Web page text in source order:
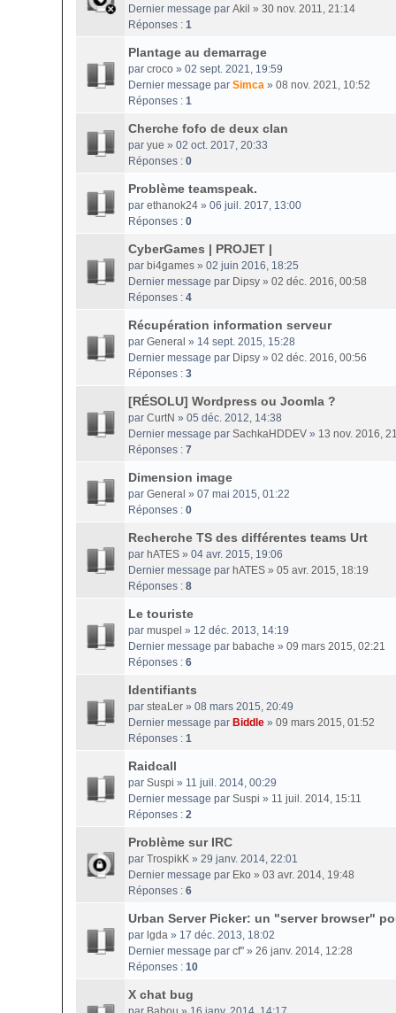
Dernier message par Akil » 30 nov. 2011, 21:14
Réponses : 1
Plantage au demarrage
par croco » 02 sept. 2021, 19:59
Dernier message par Simca » 08 nov. 2021, 10:52
Réponses : 1
Cherche fofo de deux clan
par yue » 02 oct. 2017, 20:33
Réponses : 0
Problème teamspeak.
par ethanok24 » 06 juil. 2017, 13:00
Réponses : 0
CyberGames | PROJET |
par bi4games » 02 juin 2016, 18:25
Dernier message par Dipsy » 02 déc. 2016, 00:58
Réponses : 4
Récupération information serveur
par General » 14 sept. 2015, 15:28
Dernier message par Dipsy » 02 déc. 2016, 00:56
Réponses : 3
[RÉSOLU] Wordpress ou Joomla ?
par CurtN » 05 déc. 2012, 14:38
Dernier message par SachkaHDDEV » 13 nov. 2016,
Réponses : 7
Dimension image
par General » 07 mai 2015, 01:22
Réponses : 0
Recherche TS des différentes teams Urt
par hATES » 04 avr. 2015, 19:06
Dernier message par hATES » 05 avr. 2015, 18:19
Réponses : 8
Le touriste
par muspel » 12 déc. 2013, 14:19
Dernier message par babache » 09 mars 2015, 02:21
Réponses : 6
Identifiants
par steaLer » 08 mars 2015, 20:49
Dernier message par Biddle » 09 mars 2015, 01:52
Réponses : 1
Raidcall
par Suspi » 11 juil. 2014, 00:29
Dernier message par Suspi » 11 juil. 2014, 15:11
Réponses : 2
Problème sur IRC
par TrospikK » 29 janv. 2014, 22:01
Dernier message par Eko » 03 avr. 2014, 19:48
Réponses : 6
Urban Server Picker: un "server browser"
par lgda » 17 déc. 2013, 18:02
Dernier message par cf'' » 26 janv. 2014, 12:28
Réponses : 10
X chat bug